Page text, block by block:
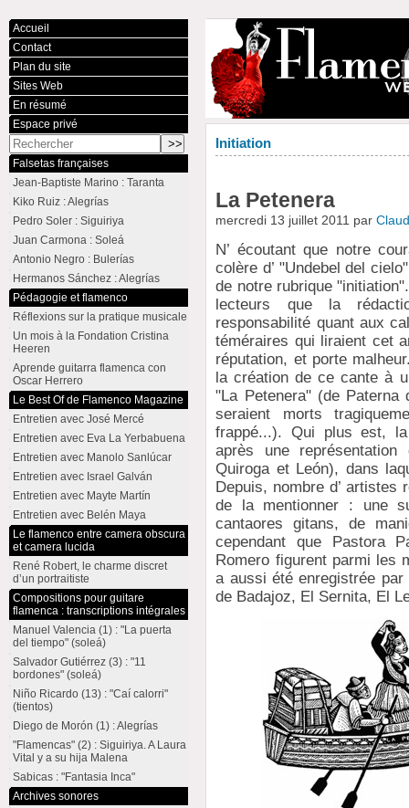
Initiation
La Petenera
mercredi 13 juillet 2011 par
N’ écoutant que notre
colère d’ "Undebel del
de notre rubrique
lecteurs que la
responsabilité quant aux
téméraires qui liraient cet
réputation, et porte
la création de ce cante à
"La Petenera" (de
seraient morts
frappé...). Qui plus est,
après une
Quiroga et León), dans
Depuis, nombre d’ artistes
de la mentionner : une
cantaores gitans, de
cependant que Pastora
Romero figurent parmi les
a aussi été enregistrée
de Badajoz, El Sernita, El
Accueil
Contact
Plan du site
Sites Web
En résumé
Espace privé
Falsetas françaises
Jean-Baptiste Marino : Taranta
Kiko Ruiz : Alegrías
Pedro Soler : Siguiriya
Juan Carmona : Soleá
Antonio Negro : Bulerías
Hermanos Sánchez : Alegrías
Pédagogie et flamenco
Réflexions sur la pratique musicale
Un mois à la Fondation Cristina
Heeren
Aprende guitarra flamenca con
Oscar Herrero
Le Best Of de Flamenco Magazine
Entretien avec José Mercé
Entretien avec Eva La Yerbabuena
Entretien avec Manolo Sanlúcar
Entretien avec Israel Galván
Entretien avec Mayte Martín
Entretien avec Belén Maya
Le flamenco entre camera obscura
et camera lucida
René Robert, le charme discret
d’un portraitiste
Compositions pour guitare
flamenca : transcriptions intégrales
Manuel Valencia (1) : "La puerta
del tiempo" (soleá)
Salvador Gutiérrez (3) : "11
bordones" (soleá)
Niño Ricardo (13) : "Caí calorri"
(tientos)
Diego de Morón (1) : Alegrías
"Flamencas" (2) : Siguiriya. A Laura
Vital y a su hija Malena
Sabicas : "Fantasia Inca"
Archives sonores